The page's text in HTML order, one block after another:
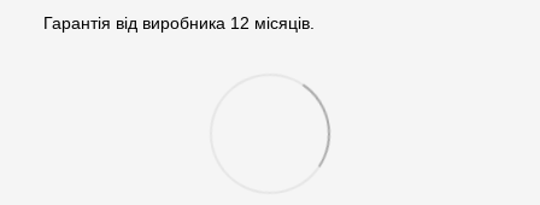
Гарантія від виробника 12 місяців.